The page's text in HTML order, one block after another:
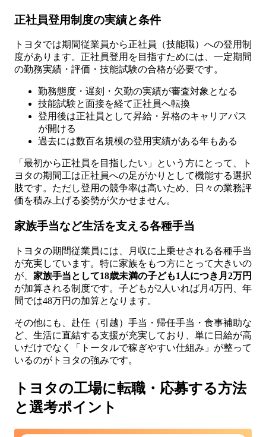
正社員登用制度の実績と条件
トヨタでは期間従業員から正社員（技能職）への登用制
度があります。正社員登用を目指すためには、一定期間
の勤務実績・評価・技能試験の合格が必要です。
勤務態度・遅刻・欠勤の実績が審査対象となる
技能試験と面接を経て正社員へ転換
登用後は正社員として昇給・昇格のキャリアパス
が開ける
過去には数百名規模の登用実績がある年もある
「最初から正社員を目指したい」という方にとって、ト
ヨタの期間工は正社員への足がかりとして機能する選択
肢です。ただし登用の競争率は高いため、日々の業務評
価を積み上げる姿勢が欠かせません。
家族手当など生活を支える各種手当
トヨタの期間従業員には、月収に上乗せされる各種手当
が充実しています。特に家族をもつ方にとって大きいの
が、 家族手当として18歳未満の子ども1人につき月2万円
が加算される制度です。子どもが2人いれば月4万円、年
間では48万円の加算となります。
その他にも、赴任（引越）手当・帰任手当・食事補助な
ど、生活に直結する支援が充実しており、単に日給が高
いだけでなく「トータルで稼ぎやすい仕組み」が整って
いるのがトヨタの強みです。
トヨタの工場に転職・応募する方法
と選考ポイント